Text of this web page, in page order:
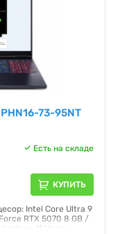
73-95NT
Есть на складе
КУПИТЬ
Intel Core Ultra 9
RTX 5070 8 GB /
11 Home